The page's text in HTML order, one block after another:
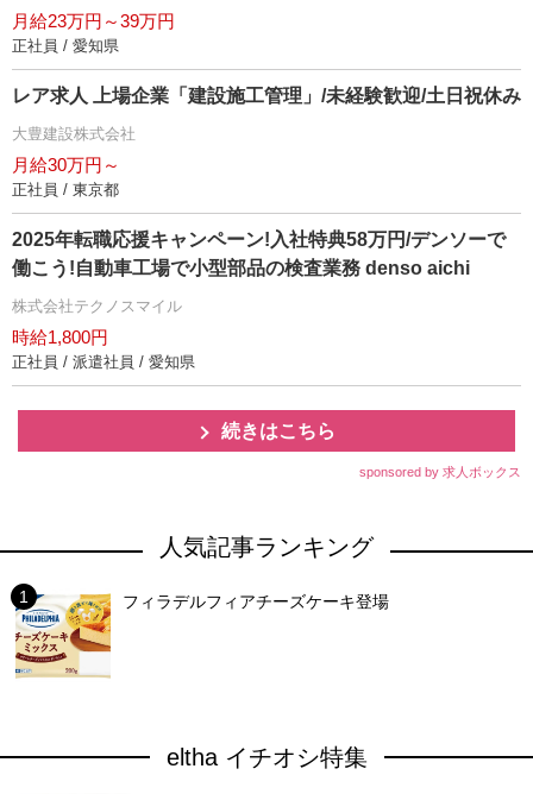
月給23万円～39万円
正社員 / 愛知県
レア求人 上場企業「建設施工管理」/未経験歓迎/土日祝休み
大豊建設株式会社
月給30万円～
正社員 / 東京都
2025年転職応援キャンペーン!入社特典58万円/デンソーで
働こう!自動車工場で小型部品の検査業務 denso aichi
株式会社テクノスマイル
時給1,800円
正社員 / 派遣社員 / 愛知県
続きはこちら
sponsored by 求人ボックス
人気記事ランキング
フィラデルフィアチーズケーキ登場
eltha イチオシ特集